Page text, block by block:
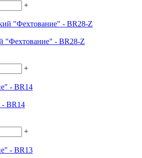
+
"Фехтование" - BR28-Z
+
- BR14
+